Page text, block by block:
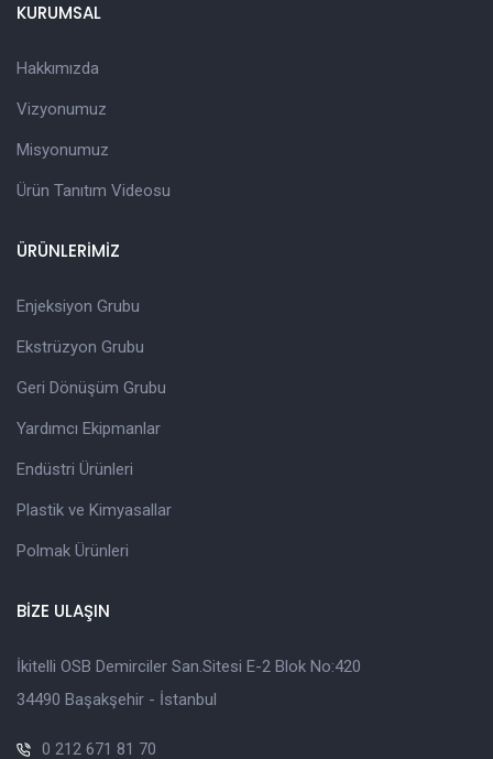
KURUMSAL
Hakkımızda
Vizyonumuz
Misyonumuz
Ürün Tanıtım Videosu
ÜRÜNLERİMİZ
Enjeksiyon Grubu
Ekstrüzyon Grubu
Geri Dönüşüm Grubu
Yardımcı Ekipmanlar
Endüstri Ürünleri
Plastik ve Kimyasallar
Polmak Ürünleri
BİZE ULAŞIN
İkitelli OSB Demirciler San.Sitesi E-2 Blok No:420
34490 Başakşehir - İstanbul
0 212 671 81 70